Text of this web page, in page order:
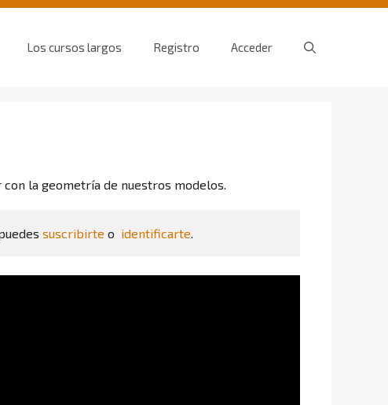
Los cursos largos Registro Acceder
la geometría de nuestros modelos.
suscribirte o identificarte.